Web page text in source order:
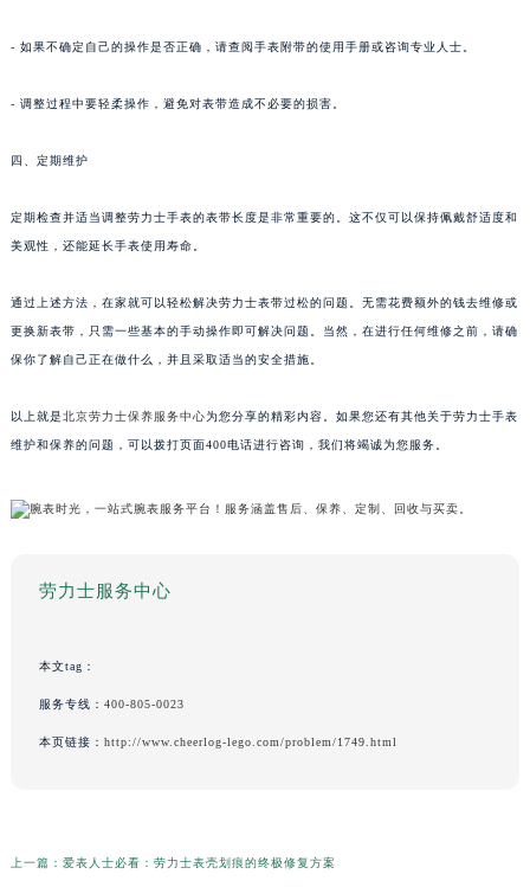
- 如果不确定自己的操作是否正确，请查阅手表附带的使用手册或咨询专业人士。
- 调整过程中要轻柔操作，避免对表带造成不必要的损害。
四、定期维护
定期检查并适当调整劳力士手表的表带长度是非常重要的。这不仅可以保持佩戴舒适度和
美观性，还能延长手表使用寿命。
通过上述方法，在家就可以轻松解决劳力士表带过松的问题。无需花费额外的钱去维修或
更换新表带，只需一些基本的手动操作即可解决问题。当然，在进行任何维修之前，请确
保你了解自己正在做什么，并且采取适当的安全措施。
以上就是北京劳力士保养服务中心为您分享的精彩内容。如果您还有其他关于劳力士手表
维护和保养的问题，可以拨打页面400电话进行咨询，我们将竭诚为您服务。
劳力士服务中心
本文tag：
服务专线： 400-805-0023
本页链接： http://www.cheerlog-lego.com/problem/1749.html
上一篇： 爱表人士必看：劳力士表壳划痕的终极修复方案